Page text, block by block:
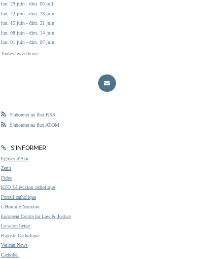
lun. 29 juin - dim. 05 juil.
lun. 22 juin - dim. 28 juin
lun. 15 juin - dim. 21 juin
lun. 08 juin - dim. 14 juin
lun. 01 juin - dim. 07 juin
Toutes les archives
S'abonner au flux RSS
S'abonner au flux ATOM
S'INFORMER
Eglises d'Asie
Zenit
Fides
KTO Télévision catholique
Portail catholique
L'Homme Nouveau
European Centre for Law & Justice
Le salon beige
Riposte Catholique
Vatican News
Cathobel